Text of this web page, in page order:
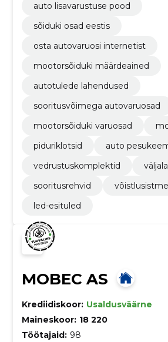
auto lisavarustuse pood
sõiduki osad eestis
osta autovaruosi internetist
mootorsõiduki määrdeained
autotulede lahendused
sooritusvõimega autovaruosad
mootorsõiduki varuosad
piduriklotsid
auto
vedrustuskomplektid
sooritusrehvid
led-esituled
MOBEC AS
Krediidiskoor: Usaldusväärne
Maineskoor: 18 220
Töötajaid: 98